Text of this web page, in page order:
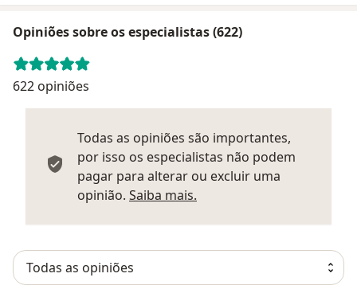
Opiniões sobre os especialistas (622)
622 opiniões
Todas as opiniões são importantes,
por isso os especialistas não podem
pagar para alterar ou excluir uma
opinião. Saiba mais.